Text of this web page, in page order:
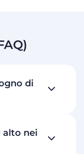
di
alto nei